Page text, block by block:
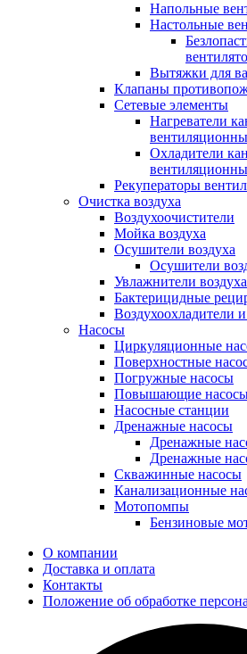
Напольные
Настольные
Вытяжки для
Клапаны
Сетевые элементы
Нагреватели
Охладители
Рекуператоры
Очистка воздуха
Воздухоочистители
Мойка воздуха
Осушители воздуха
Осушители
Увлажнители воздуха
Бактерицидные
Воздухоохладители
Насосы
Циркуляционные
Поверхностные
Погружные насосы
Повышающие
Насосные станции
Дренажные насосы
Дренажные
Дренажные
Скважинные насосы
Канализационные
Мотопомпы
Бензиновые
О компании
Доставка и оплата
Контакты
Положение об обработке